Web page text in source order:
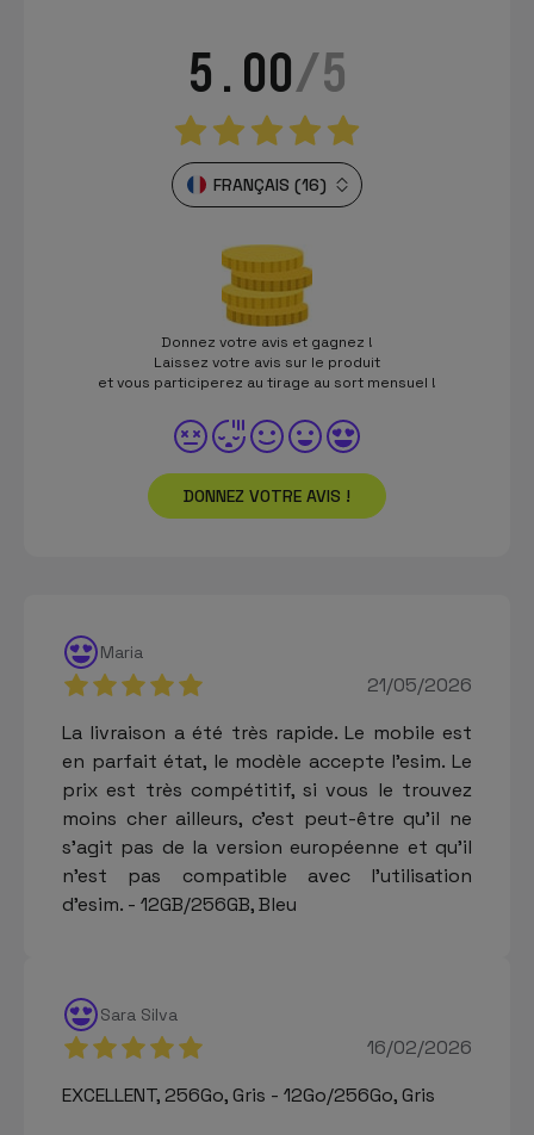
5.00/5
FRANÇAIS (16)
Donnez votre avis et gagnez !
Laissez votre avis sur le produit
et vous participerez au tirage au sort mensuel !
DONNEZ VOTRE AVIS !
Maria
21/05/2026
La livraison a été très rapide. Le mobile est
en parfait état, le modèle accepte l'esim. Le
prix est très compétitif, si vous le trouvez
moins cher ailleurs, c'est peut-être qu'il ne
s'agit pas de la version européenne et qu'il
n'est pas compatible avec l'utilisation
d'esim. - 12GB/256GB, Bleu
Sara Silva
16/02/2026
EXCELLENT, 256Go, Gris - 12Go/256Go, Gris